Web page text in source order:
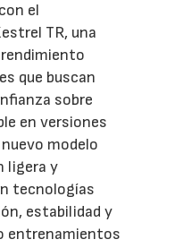
el
TR, una
que buscan
sobre
en versiones
modelo
ligera y
tecnologías
estabilidad y
entrenamientos